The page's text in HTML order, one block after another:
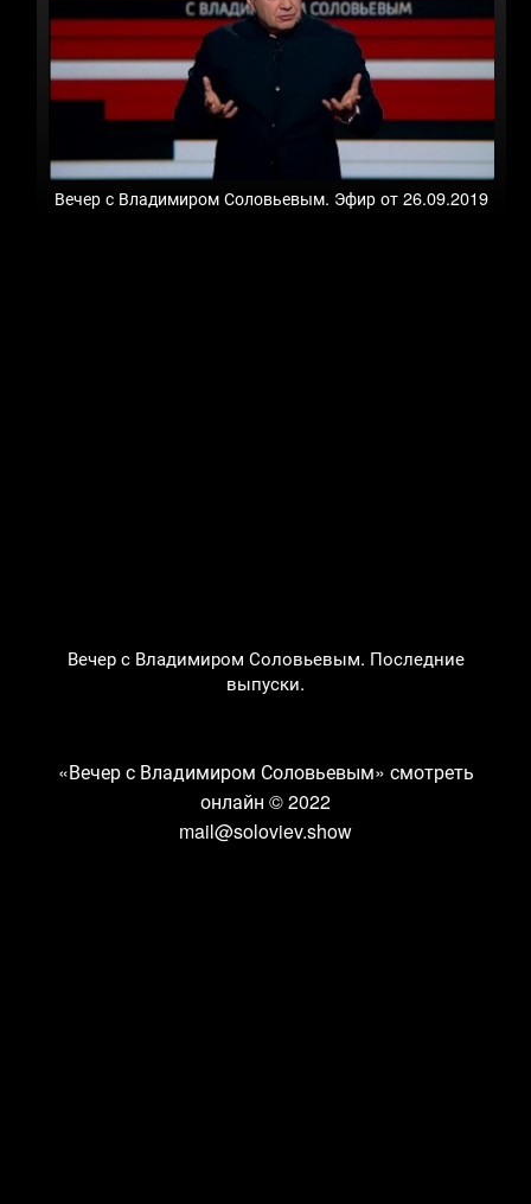
Вечер с Владимиром Соловьевым. Эфир от 26.09.2019
Вечер с Владимиром Соловьевым. Последние
выпуски.
«Вечер с Владимиром Соловьевым» смотреть
онлайн © 2022
mail@soloviev.show